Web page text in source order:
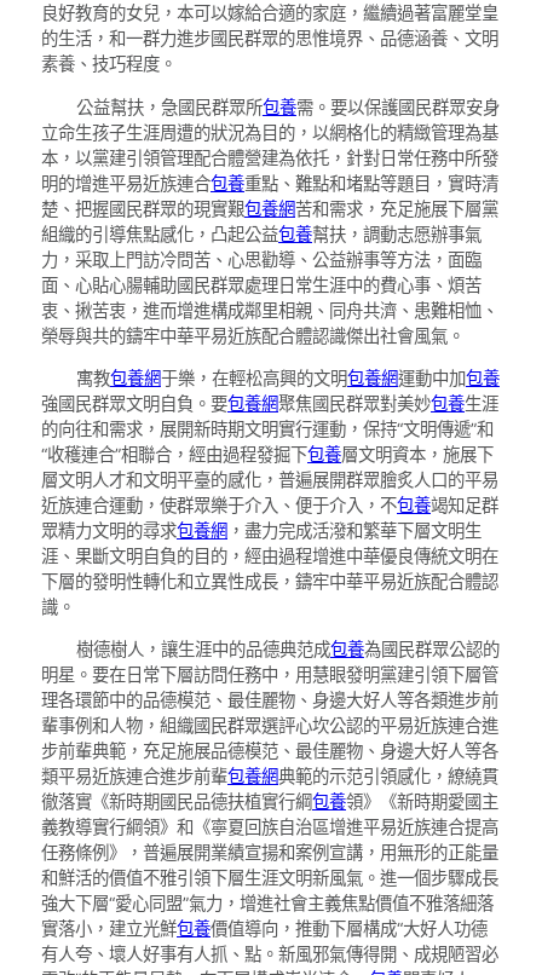
良好教育的女兒，本可以嫁給合適的家庭，繼續過著富麗堂皇
的生活，和一群力進步國民群眾的思惟境界、品德涵養、文明
素養、技巧程度。
公益幫扶，急國民群眾所包養需。要以保護國民群眾安身
立命生孩子生涯周遭的狀況為目的，以網格化的精緻管理為基
本，以黨建引領管理配合體營建為依托，針對日常任務中所發
明的增進平易近族連合包養重點、難點和堵點等題目，實時清
楚、把握國民群眾的現實艱包養網苦和需求，充足施展下層黨
組織的引導焦點感化，凸起公益包養幫扶，調動志愿辦事氣
力，采取上門訪冷問苦、心思勸導、公益辦事等方法，面臨
面、心貼心腸輔助國民群眾處理日常生涯中的費心事、煩苦
衷、揪苦衷，進而增進構成鄰里相親、同舟共濟、患難相恤、
榮辱與共的鑄牢中華平易近族配合體認識傑出社會風氣。
寓教包養網于樂，在輕松高興的文明包養網運動中加包養
強國民群眾文明自負。要包養網聚焦國民群眾對美妙包養生涯
的向往和需求，展開新時期文明實行運動，保持“文明傳遞”和
“收穫連合”相聯合，經由過程發掘下包養層文明資本，施展下
層文明人才和文明平臺的感化，普遍展開群眾膾炙人口的平易
近族連合運動，使群眾樂于介入、便于介入，不包養竭知足群
眾精力文明的尋求包養網 ，盡力完成活潑和繁華下層文明生
涯、果斷文明自負的目的，經由過程增進中華優良傳統文明在
下層的發明性轉化和立異性成長，鑄牢中華平易近族配合體認
識。
樹德樹人，讓生涯中的品德典范成包養為國民群眾公認的
明星。要在日常下層訪問任務中，用慧眼發明黨建引領下層管
理各環節中的品德模范、最佳麗物、身邊大好人等各類進步前
輩事例和人物，組織國民群眾選評心坎公認的平易近族連合進
步前輩典範，充足施展品德模范、最佳麗物、身邊大好人等各
類平易近族連合進步前輩包養網典範的示范引領感化，繚繞貫
徹落實《新時期國民品德扶植實行綱包養領》《新時期愛國主
義教導實行綱領》和《寧夏回族自治區增進平易近族連合提高
任務條例》，普遍展開業績宣揚和案例宣講，用無形的正能量
和鮮活的價值不雅引領下層生涯文明新風氣。進一個步驟成長
強大下層“愛心同盟”氣力，增進社會主義焦點價值不雅落細落
實落小，建立光鮮包養價值導向，推動下層構成“大好人功德
有人夸、壞人好事有人抓、點。新風邪氣傳得開、成規陋習必